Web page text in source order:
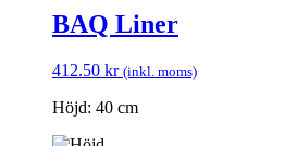
BAQ Liner
412.50 kr (inkl. moms)
Höjd: 40 cm